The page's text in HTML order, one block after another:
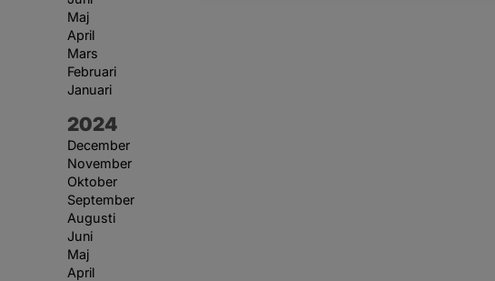
Maj
April
Mars
Februari
Januari
År:
2024
December
November
Oktober
September
Augusti
Juni
Maj
April